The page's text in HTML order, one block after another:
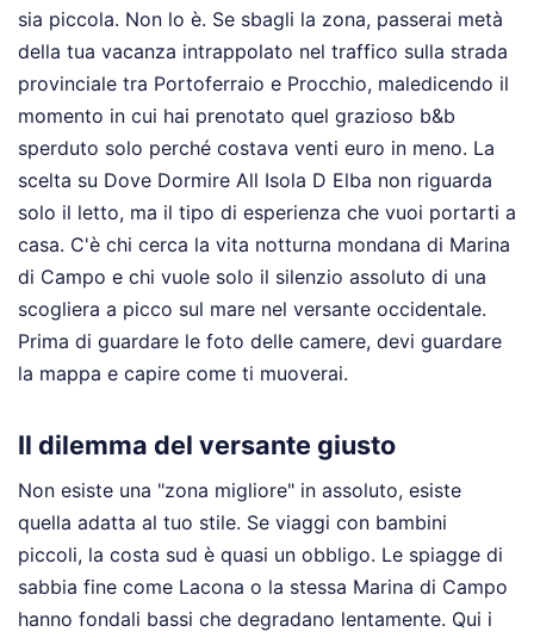
sia piccola. Non lo è. Se sbagli la zona, passerai metà
della tua vacanza intrappolato nel traffico sulla strada
provinciale tra Portoferraio e Procchio, maledicendo il
momento in cui hai prenotato quel grazioso b&b
sperduto solo perché costava venti euro in meno. La
scelta su Dove Dormire All Isola D Elba non riguarda
solo il letto, ma il tipo di esperienza che vuoi portarti a
casa. C'è chi cerca la vita notturna mondana di Marina
di Campo e chi vuole solo il silenzio assoluto di una
scogliera a picco sul mare nel versante occidentale.
Prima di guardare le foto delle camere, devi guardare
la mappa e capire come ti muoverai.
Il dilemma del versante giusto
Non esiste una "zona migliore" in assoluto, esiste
quella adatta al tuo stile. Se viaggi con bambini
piccoli, la costa sud è quasi un obbligo. Le spiagge di
sabbia fine come Lacona o la stessa Marina di Campo
hanno fondali bassi che degradano lentamente. Qui i